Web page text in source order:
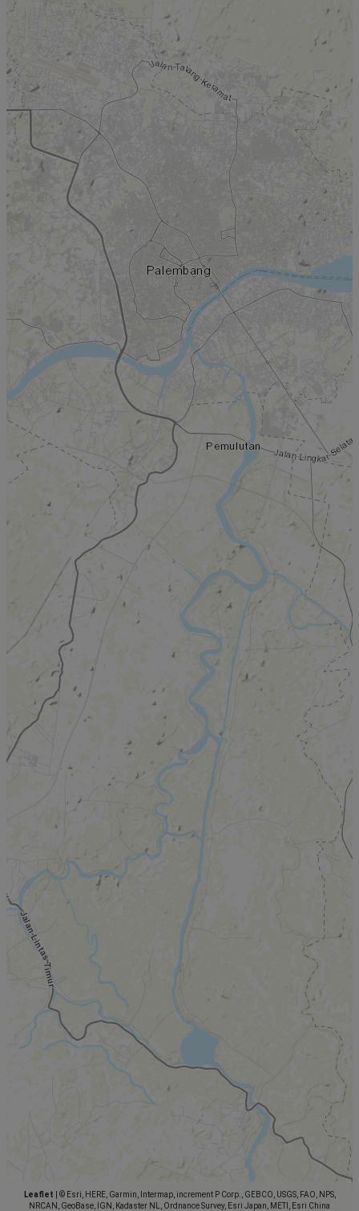
Leaflet
© Esri, HERE, Garmin, Intermap, increment P Corp., GEBCO, USGS, FAO, NPS,
NRCAN, GeoBase, IGN, Kadaster NL, Ordnance Survey, Esri Japan, METI, Esri China